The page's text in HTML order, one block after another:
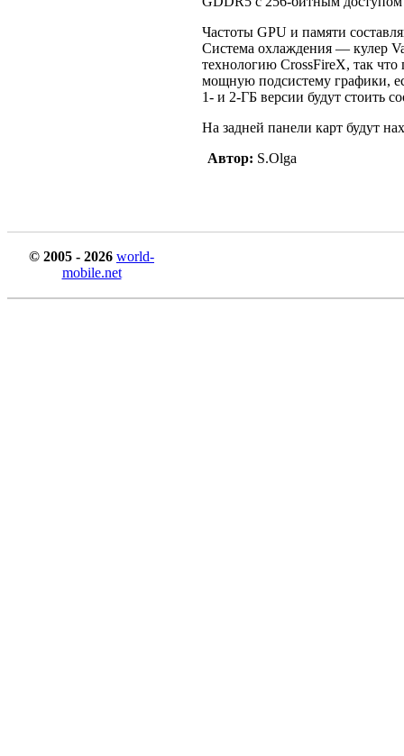
Частоты GPU и памяти
Система охлаждения — кулер
технологию CrossFireX, так что
мощную подсистему графики,
1- и 2-ГБ версии будут стоить
На задней панели карт будут
Автор: S.Olga
© 2005 - 2026 world-
mobile.net